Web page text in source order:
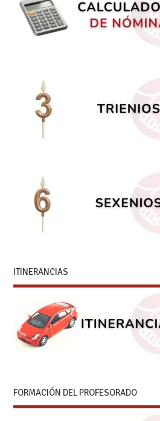
ITINERANCIAS
FORMACIÓN DEL PROFESORADO